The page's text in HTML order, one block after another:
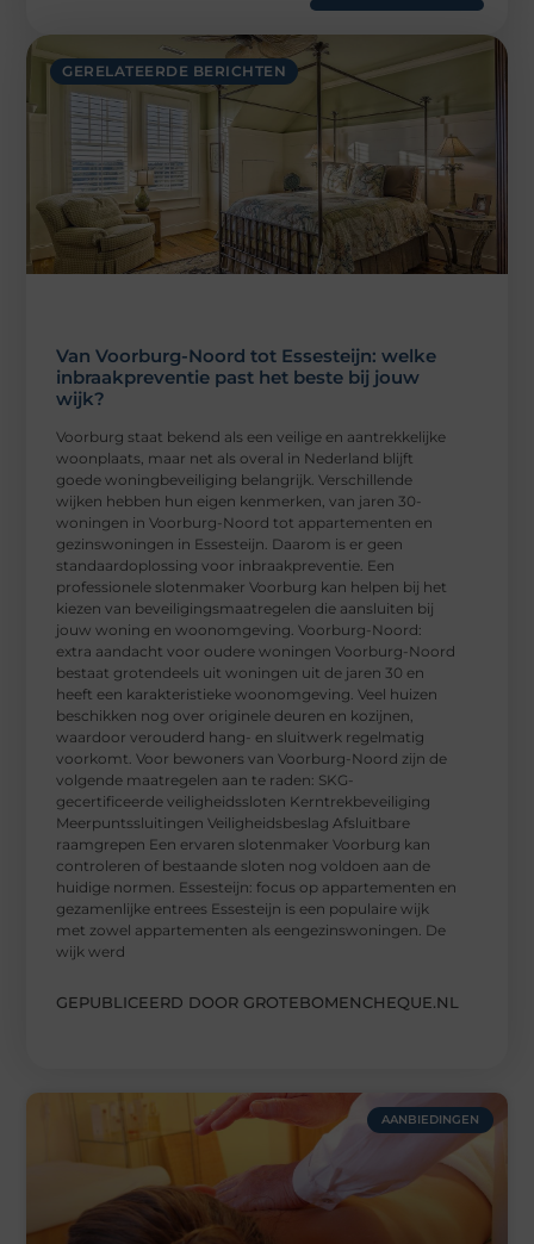
GERELATEERDE BERICHTEN
Van Voorburg-Noord tot Essesteijn: welke
inbraakpreventie past het beste bij jouw
wijk?
Voorburg staat bekend als een veilige en aantrekkelijke
woonplaats, maar net als overal in Nederland blijft
goede woningbeveiliging belangrijk. Verschillende
wijken hebben hun eigen kenmerken, van jaren 30-
woningen in Voorburg-Noord tot appartementen en
gezinswoningen in Essesteijn. Daarom is er geen
standaardoplossing voor inbraakpreventie. Een
professionele slotenmaker Voorburg kan helpen bij het
kiezen van beveiligingsmaatregelen die aansluiten bij
jouw woning en woonomgeving. Voorburg-Noord:
extra aandacht voor oudere woningen Voorburg-Noord
bestaat grotendeels uit woningen uit de jaren 30 en
heeft een karakteristieke woonomgeving. Veel huizen
beschikken nog over originele deuren en kozijnen,
waardoor verouderd hang- en sluitwerk regelmatig
voorkomt. Voor bewoners van Voorburg-Noord zijn de
volgende maatregelen aan te raden: SKG-
gecertificeerde veiligheidssloten Kerntrekbeveiliging
Meerpuntssluitingen Veiligheidsbeslag Afsluitbare
raamgrepen Een ervaren slotenmaker Voorburg kan
controleren of bestaande sloten nog voldoen aan de
huidige normen. Essesteijn: focus op appartementen en
gezamenlijke entrees Essesteijn is een populaire wijk
met zowel appartementen als eengezinswoningen. De
wijk werd
GEPUBLICEERD DOOR GROTEBOMENCHEQUE.NL
AANBIEDINGEN